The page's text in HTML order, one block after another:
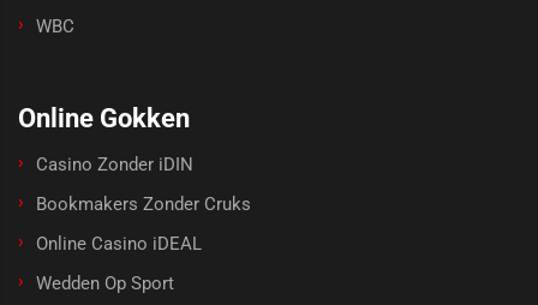
WBC
Online Gokken
Casino Zonder iDIN
Bookmakers Zonder Cruks
Online Casino iDEAL
Wedden Op Sport